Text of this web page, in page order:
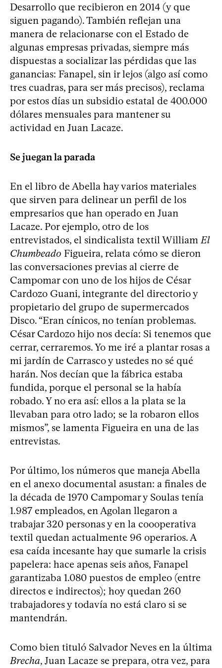
Desarrollo que recibieron en 2014 (y que
siguen pagando). También reflejan una
manera de relacionarse con el Estado de
algunas empresas privadas, siempre más
dispuestas a socializar las pérdidas que las
ganancias: Fanapel, sin ir lejos (algo así como
tres cuadras, para ser más precisos), reclama
por estos días un subsidio estatal de 400.000
dólares mensuales para mantener su
actividad en Juan Lacaze.
Se juegan la parada
En el libro de Abella hay varios materiales
que sirven para delinear un perfil de los
empresarios que han operado en Juan
Lacaze. Por ejemplo, otro de los
entrevistados, el sindicalista textil William El
Chumbeado Figueira, relata cómo se dieron
las conversaciones previas al cierre de
Campomar con uno de los hijos de César
Cardozo Guani, integrante del directorio y
propietario del grupo de supermercados
Disco. “Eran cínicos, no tenían problemas.
César Cardozo hijo nos decía: Si tenemos que
cerrar, cerraremos. Yo me iré a plantar rosas a
mi jardín de Carrasco y ustedes no sé qué
harán. Nos decían que la fábrica estaba
fundida, porque el personal se la había
robado. Y no era así: ellos a la plata se la
llevaban para otro lado; se la robaron ellos
mismos”, se lamenta Figueira en una de las
entrevistas.
Por último, los números que maneja Abella
en el anexo documental asustan: a finales de
la década de 1970 Campomar y Soulas tenía
1.987 empleados, en Agolan llegaron a
trabajar 320 personas y en la coooperativa
textil quedan actualmente 96 operarios. A
esa caída incesante hay que sumarle la crisis
papelera: hace apenas seis años, Fanapel
garantizaba 1.080 puestos de empleo (entre
directos e indirectos); hoy quedan 260
trabajadores y todavía no está claro si se
mantendrán.
Como bien tituló Salvador Neves en la última
Brecha, Juan Lacaze se prepara, otra vez, para